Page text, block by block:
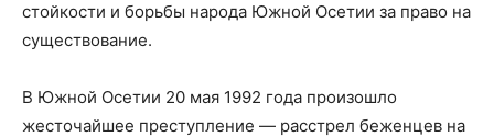
стойкости и борьбы народа Южной Осетии за право на
существование.
В Южной Осетии 20 мая 1992 года произошло
жесточайшее преступление — расстрел беженцев на